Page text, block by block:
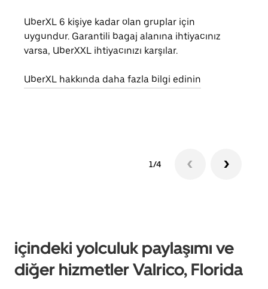
UberXL 6 kişiye kadar olan gruplar için
uygundur. Garantili bagaj alanına ihtiyacınız
varsa, UberXXL ihtiyacınızı karşılar.
UberXL hakkında daha fazla bilgi edinin
1/4
içindeki yolculuk paylaşımı ve
diğer hizmetler Valrico, Florida